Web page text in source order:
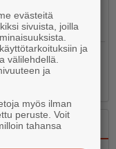
Porvoossa
evästeitä
sivuista, joilla
ja
välilehdellä.
ja
myös ilman
peruste. Voit
tahansa